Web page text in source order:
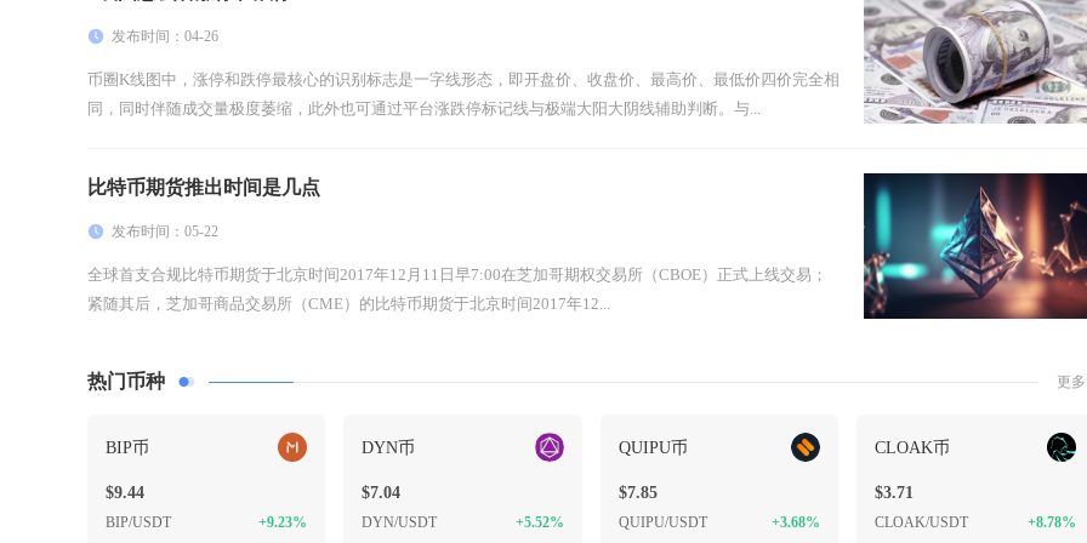
发布时间：04-26
币圈K线图中，涨停和跌停最核心的识别标志是一字线形态，即开盘价、收盘价、最高价、最低价四价完全相
同，同时伴随成交量极度萎缩，此外也可通过平台涨跌停标记线与极端大阳大阴线辅助判断。与...
比特币期货推出时间是几点
发布时间：05-22
全球首支合规比特币期货于北京时间2017年12月11日早7:00在芝加哥期权交易所（CBOE）正式上线交易；
紧随其后，芝加哥商品交易所（CME）的比特币期货于北京时间2017年12...
热门币种 更
BIP币
$9.44
BIP/USDT +9.23%
DYN币
$7.04
DYN/USDT +5.52%
QUIPU币
$7.85
QUIPU/USDT +3.68%
CLOAK币
$3.71
CLOAK/USDT +8.78%